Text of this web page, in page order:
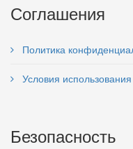
Соглашения
Политика
Условия
Безопасность